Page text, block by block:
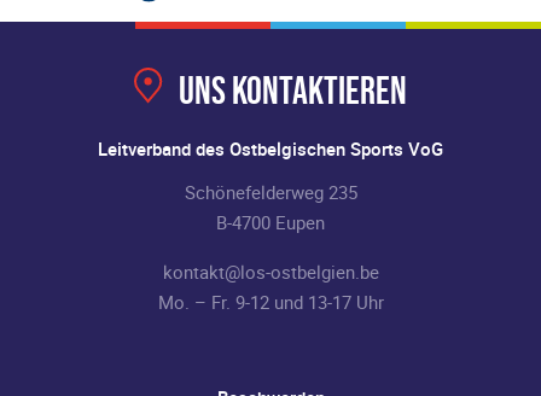
Uns kontaktieren
Leitverband des Ostbelgischen Sports VoG
Schönefelderweg 235
B-4700 Eupen
kontakt@los-ostbelgien.be
Mo. – Fr. 9-12 und 13-17 Uhr